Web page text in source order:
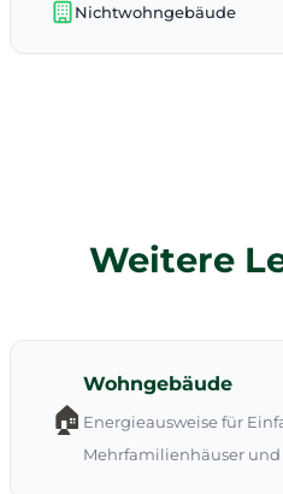
Nichtwohngebäude
Weitere
🏠
Wohngebäude
Energieausweise für
Mehrfamilienhäuser